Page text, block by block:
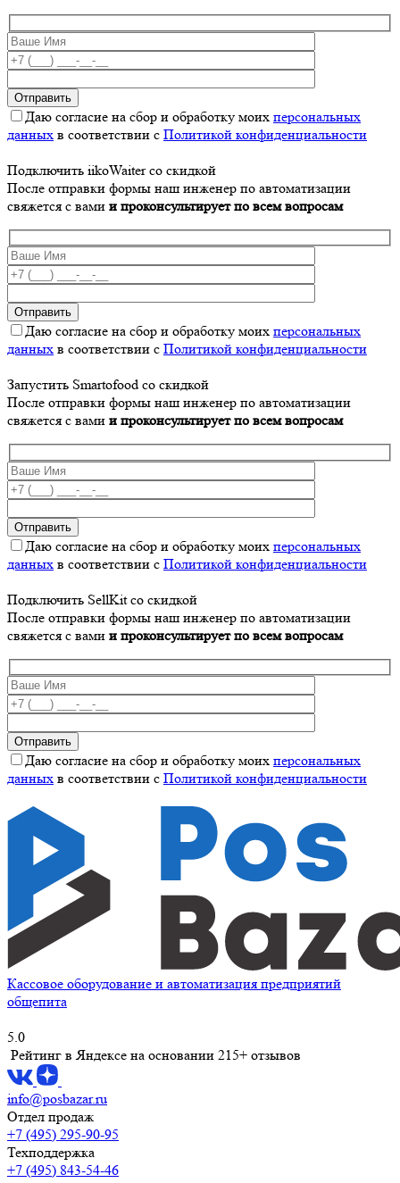
Даю согласие на сбор и обработку моих персональных
данных в соответствии с Политикой конфиденциальности
Подключить iikoWaiter со скидкой
После отправки формы наш инженер по автоматизации
свяжется с вами и проконсультирует по всем вопросам
Даю согласие на сбор и обработку моих персональных
данных в соответствии с Политикой конфиденциальности
Запустить Smartofood со скидкой
После отправки формы наш инженер по автоматизации
свяжется с вами и проконсультирует по всем вопросам
Даю согласие на сбор и обработку моих персональных
данных в соответствии с Политикой конфиденциальности
Подключить SellKit со скидкой
После отправки формы наш инженер по автоматизации
свяжется с вами и проконсультирует по всем вопросам
Даю согласие на сбор и обработку моих персональных
данных в соответствии с Политикой конфиденциальности
Кассовое оборудование и автоматизация предприятий
общепита
5.0
Рейтинг в Яндексе на основании 215+ отзывов
info@posbazar.ru
Отдел продаж
+7 (495) 295-90-95
Техподдержка
+7 (495) 843-54-46